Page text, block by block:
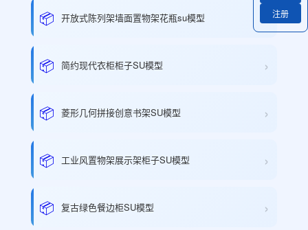
📦 开放式陈列架墙面置物架花瓶su模型 ›
📦 简约现代衣柜柜子SU模型 ›
📦 菱形几何拼接创意书架SU模型 ›
📦 工业风置物架展示架柜子SU模型 ›
📦 复古绿色餐边柜SU模型 ›
注册